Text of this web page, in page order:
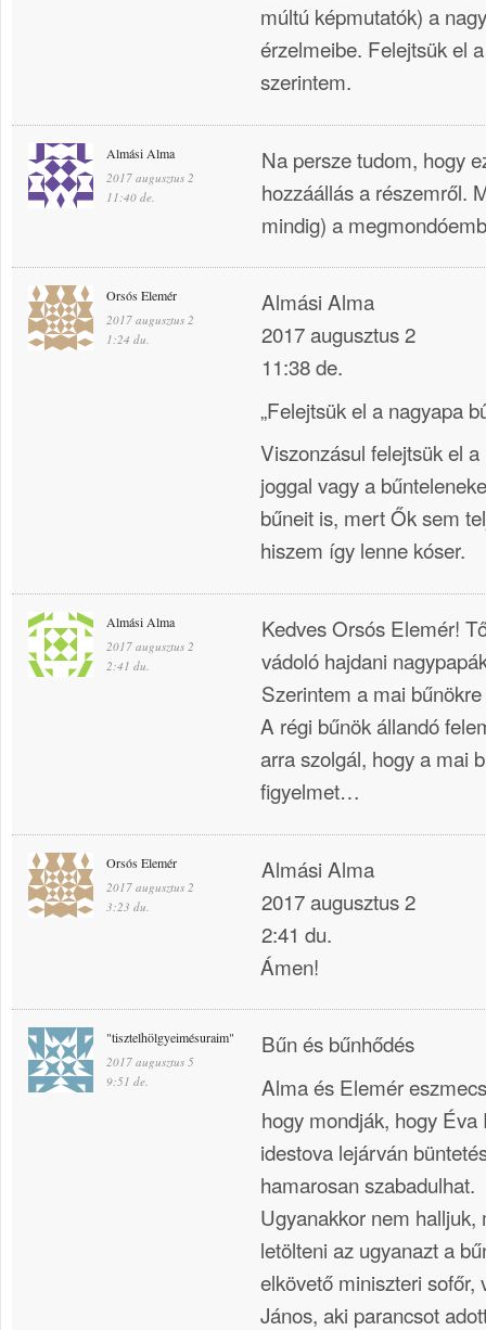
múltú képmutatók) a
érzelmeibe. Felejtsük el
szerintem.
Almási Alma
2017 augusztus 2
11:40 de.
Na persze tudom, hogy
hozzáállás a részemről.
mindig) a
Orsós Elemér
2017 augusztus 2
1:24 du.
Almási Alma
2017 augusztus 2
11:38 de.
„Felejtsük el a nagyapa
Viszonzásul felejtsük el
joggal vagy a
bűneit is, mert Ők sem
hiszem így lenne kóser.
Almási Alma
2017 augusztus 2
2:41 du.
Kedves Orsós Elemér!
vádoló hajdani
Szerintem a mai
A régi bűnök állandó
arra szolgál, hogy a mai
figyelmet…
Orsós Elemér
2017 augusztus 2
3:23 du.
Almási Alma
2017 augusztus 2
2:41 du.
Ámen!
"tisztelhölgyeimésuraim"
2017 augusztus 5
9:51 de.
Bűn és bűnhődés
Alma és Elemér
hogy mondják, hogy Éva
idestova lejárván
hamarosan szabadulhat.
Ugyanakkor nem
letölteni az ugyanazt a
elkövető miniszteri sofőr,
János, aki parancsot